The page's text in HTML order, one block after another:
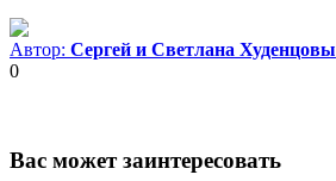
Автор: Сергей и Светлана Худенцовы
0
Вас может заинтересовать